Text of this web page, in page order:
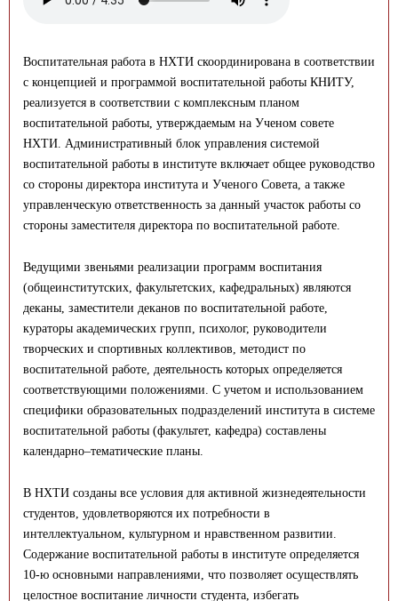
Воспитательная работа в НХТИ скоординирована в соответствии
с концепцией и программой воспитательной работы КНИТУ,
реализуется в соответствии с комплексным планом
воспитательной работы, утверждаемым на Ученом совете
НХТИ. Административный блок управления системой
воспитательной работы в институте включает общее руководство
со стороны директора института и Ученого Совета, а также
управленческую ответственность за данный участок работы со
стороны заместителя директора по воспитательной работе.
Ведущими звеньями реализации программ воспитания
(общеинститутских, факультетских, кафедральных) являются
деканы, заместители деканов по воспитательной работе,
кураторы академических групп, психолог, руководители
творческих и спортивных коллективов, методист по
воспитательной работе, деятельность которых определяется
соответствующими положениями. С учетом и использованием
специфики образовательных подразделений института в системе
воспитательной работы (факультет, кафедра) составлены
календарно–тематические планы.
В НХТИ созданы все условия для активной жизнедеятельности
студентов, удовлетворяются их потребности в
интеллектуальном, культурном и нравственном развитии.
Содержание воспитательной работы в институте определяется
10-ю основными направлениями, что позволяет осуществлять
целостное воспитание личности студента, избегать